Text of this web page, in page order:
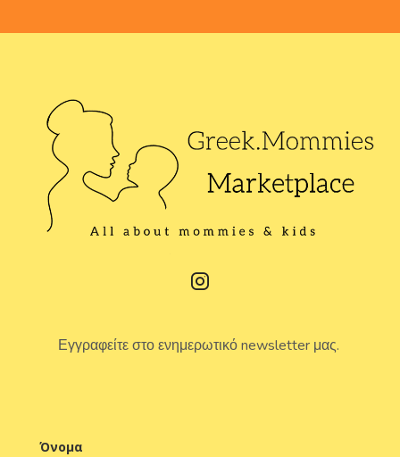
Εγγραφείτε στο ενημερωτικό newsletter μας.
Όνομα